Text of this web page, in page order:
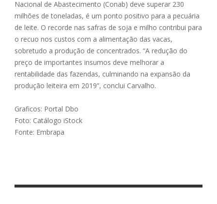
Nacional de Abastecimento (Conab) deve superar 230
milhões de toneladas, é um ponto positivo para a pecuária
de leite. O recorde nas safras de soja e milho contribui para
o recuo nos custos com a alimentação das vacas,
sobretudo a produção de concentrados. “A redução do
preço de importantes insumos deve melhorar a
rentabilidade das fazendas, culminando na expansão da
produção leiteira em 2019”, conclui Carvalho.
Graficos: Portal Dbo
Foto: Catálogo iStock
Fonte: Embrapa